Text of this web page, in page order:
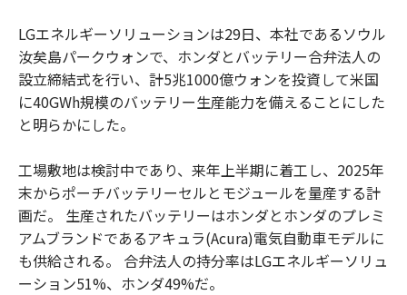
LGエネルギーソリューションは29日、本社であるソウル
汝矣島パークウォンで、ホンダとバッテリー合弁法人の
設立締結式を行い、計5兆1000億ウォンを投資して米国
に40GWh規模のバッテリー生産能力を備えることにした
と明らかにした。
工場敷地は検討中であり、来年上半期に着工し、2025年
末からポーチバッテリーセルとモジュールを量産する計
画だ。 生産されたバッテリーはホンダとホンダのプレミ
アムブランドであるアキュラ(Acura)電気自動車モデルに
も供給される。 合弁法人の持分率はLGエネルギーソリュ
ーション51%、ホンダ49%だ。